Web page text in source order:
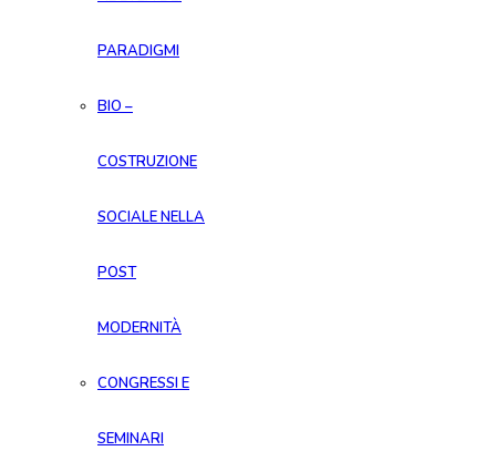
PARADIGMI
BIO –
COSTRUZIONE
SOCIALE NELLA
POST
MODERNITÀ
CONGRESSI E
SEMINARI